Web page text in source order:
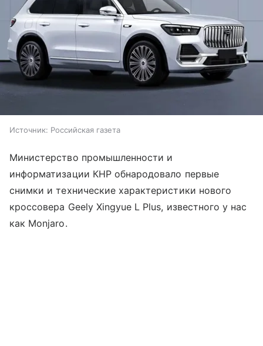
Источник: Российская газета
Министерство промышленности и
информатизации КНР обнародовало первые
снимки и технические характеристики нового
кроссовера Geely Xingyue L Plus, известного у нас
как Monjaro.